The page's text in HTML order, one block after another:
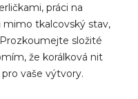
práci na
mimo tkalcovský stav,
složité
že korálková nit
vaše výtvory.